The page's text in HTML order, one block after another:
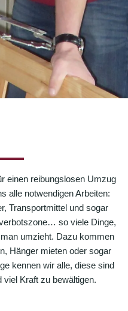
einen reibungslosen Umzug
alle notwendigen Arbeiten:
Transportmittel und sogar
so viele Dinge,
umzieht. Dazu kommen
Hänger mieten oder sogar
kennen wir alle, diese sind
Kraft zu bewältigen.